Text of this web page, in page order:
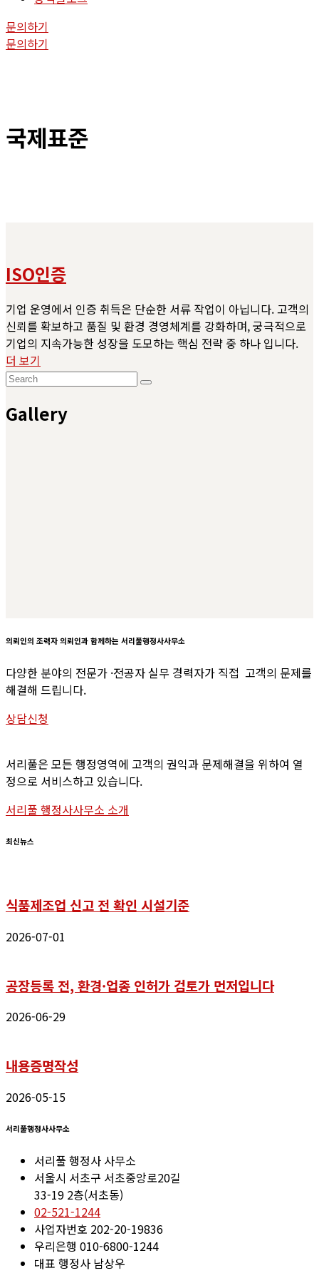
문의하기
문의하기
국제표준
ISO인증
기업 운영에서 인증 취득은 단순한 서류 작업이 아닙니다. 고객의
신뢰를 확보하고 품질 및 환경 경영체계를 강화하며, 궁극적으로
기업의 지속가능한 성장을 도모하는 핵심 전략 중 하나 입니다.
더 보기
Gallery
의뢰인의 조력자 의뢰인과 함께하는 서리풀행정사사무소
다양한 분야의 전문가 ·전공자 실무 경력자가 직접 고객의 문제를
해결해 드립니다.
상담신청
서리풀은 모든 행정영역에 고객의 권익과 문제해결을 위하여 열
정으로 서비스하고 있습니다.
서리풀 행정사사무소 소개
최신뉴스
식품제조업 신고 전 확인 시설기준
2026-07-01
공장등록 전, 환경·업종 인허가 검토가 먼저입니다
2026-06-29
내용증명작성
2026-05-15
서리풀행정사사무소
서리풀 행정사 사무소
서울시 서초구 서초중앙로20길
33-19 2층(서초동)
02-521-1244
사업자번호 202-20-19836
우리은행 010-6800-1244
대표 행정사 남상우